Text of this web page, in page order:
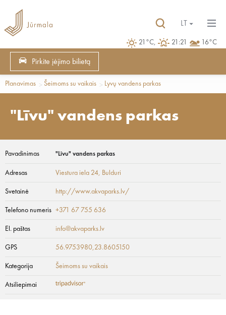
21°C, 21:21 16°C
LT
Pirkite įėjimo bilietą
Planavimas Šeimoms su vaikais Lyvų vandens parkas
"Līvu" vandens parkas
Pavadinimas "Līvu" vandens parkas
Adresas Viestura iela 24, Bulduri
Svetainė http://www.akvaparks.lv/
Telefono numeris +371 67 755 636
El. paštas info@akvaparks.lv
GPS 56.9753980,23.8605150
Kategorija Šeimoms su vaikais
Atsiliepimai